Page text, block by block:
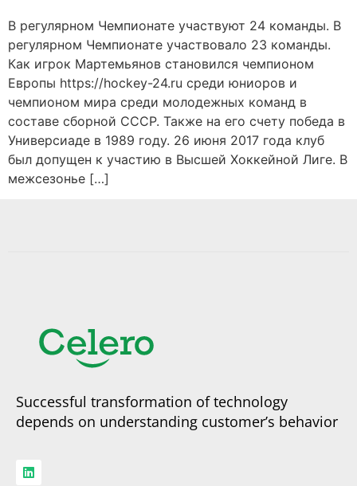
В регулярном Чемпионате участвуют 24 команды. В
регулярном Чемпионате участвовало 23 команды.
Как игрок Мартемьянов становился чемпионом
Европы https://hockey-24.ru среди юниоров и
чемпионом мира среди молодежных команд в
составе сборной СССР. Также на его счету победа в
Универсиаде в 1989 году. 26 июня 2017 года клуб
был допущен к участию в Высшей Хоккейной Лиге. В
межсезонье […]
Successful transformation of technology
depends on understanding customer’s behavior